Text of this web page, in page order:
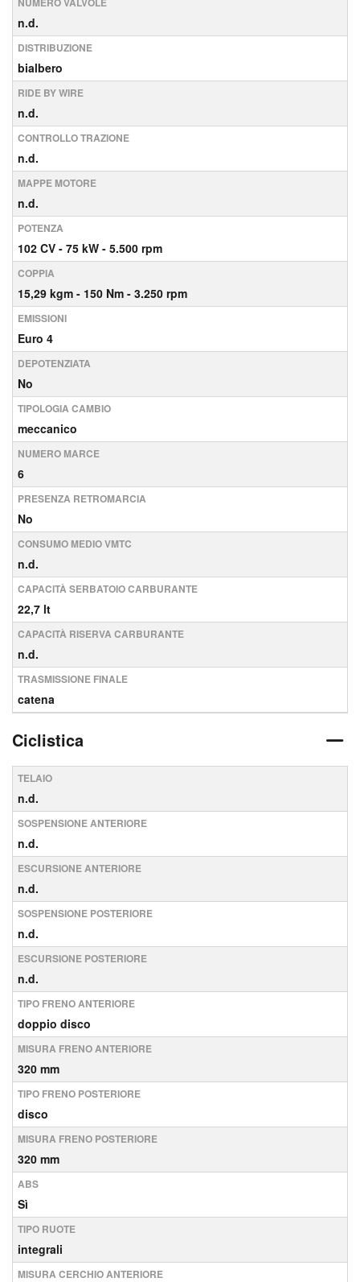
n.d.
DISTRIBUZIONE
bialbero
RIDE BY WIRE
n.d.
CONTROLLO TRAZIONE
n.d.
MAPPE MOTORE
n.d.
POTENZA
102 CV - 75 kW - 5.500 rpm
COPPIA
15,29 kgm - 150 Nm - 3.250 rpm
EMISSIONI
Euro 4
DEPOTENZIATA
No
TIPOLOGIA CAMBIO
meccanico
NUMERO MARCE
6
PRESENZA RETROMARCIA
No
CONSUMO MEDIO VMTC
n.d.
CAPACITÀ SERBATOIO CARBURANTE
22,7 lt
CAPACITÀ RISERVA CARBURANTE
n.d.
TRASMISSIONE FINALE
catena
Ciclistica
TELAIO
n.d.
SOSPENSIONE ANTERIORE
n.d.
ESCURSIONE ANTERIORE
n.d.
SOSPENSIONE POSTERIORE
n.d.
ESCURSIONE POSTERIORE
n.d.
TIPO FRENO ANTERIORE
doppio disco
MISURA FRENO ANTERIORE
320 mm
TIPO FRENO POSTERIORE
disco
MISURA FRENO POSTERIORE
320 mm
ABS
Sì
TIPO RUOTE
integrali
MISURA CERCHIO ANTERIORE